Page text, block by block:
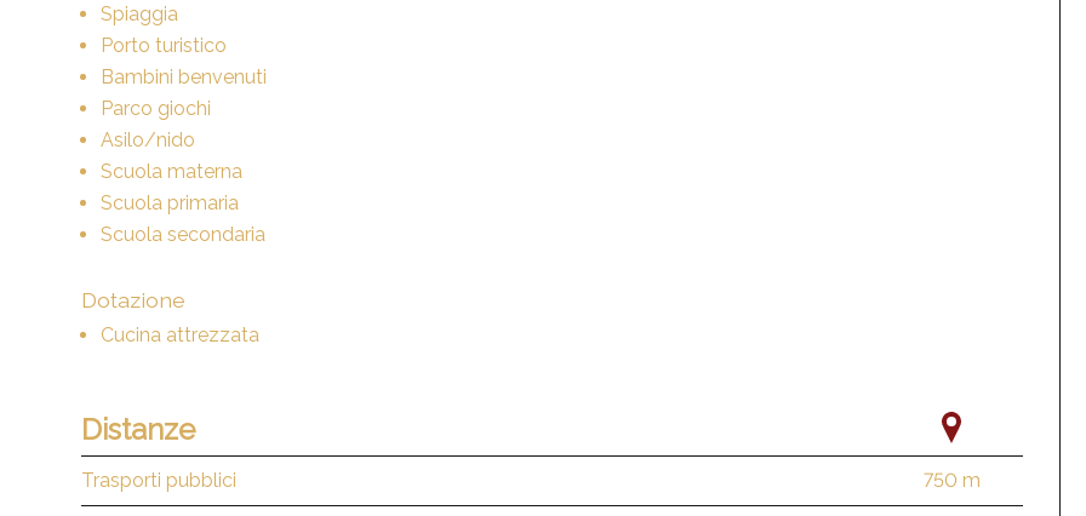
Spiaggia
Porto turistico
Bambini benvenuti
Parco giochi
Asilo/nido
Scuola materna
Scuola primaria
Scuola secondaria
Dotazione
Cucina attrezzata
Distanze
Trasporti pubblici 750 m